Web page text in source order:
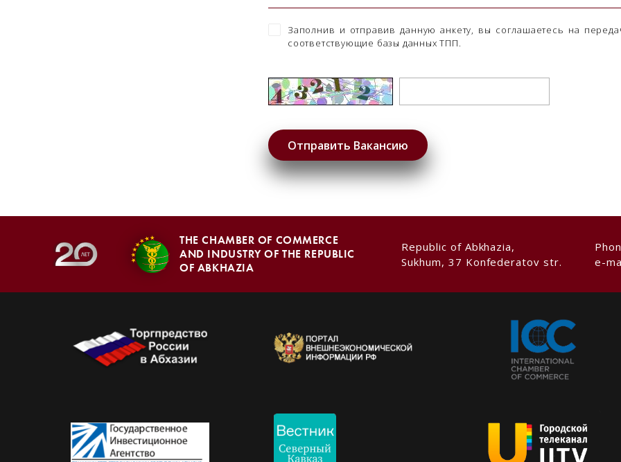
Заполнив и отправив данную анкету, вы соглашаетесь на
соответствующие базы данных ТПП.
THE CHAMBER OF COMMERCE
AND INDUSTRY OF THE REPUBLIC
OF ABKHAZIA
Republic of Abkhazia,
Sukhum, 37 Konfederatov str.
e-